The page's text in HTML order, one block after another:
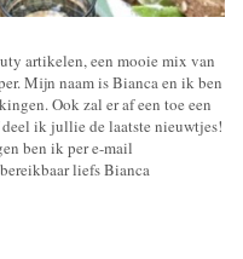
artikelen, een mooie mix van
Mijn naam is Bianca en ik ben
Ook zal er af een toe een
ik jullie de laatste nieuwtjes!
ben ik per e-mail
liefs Bianca